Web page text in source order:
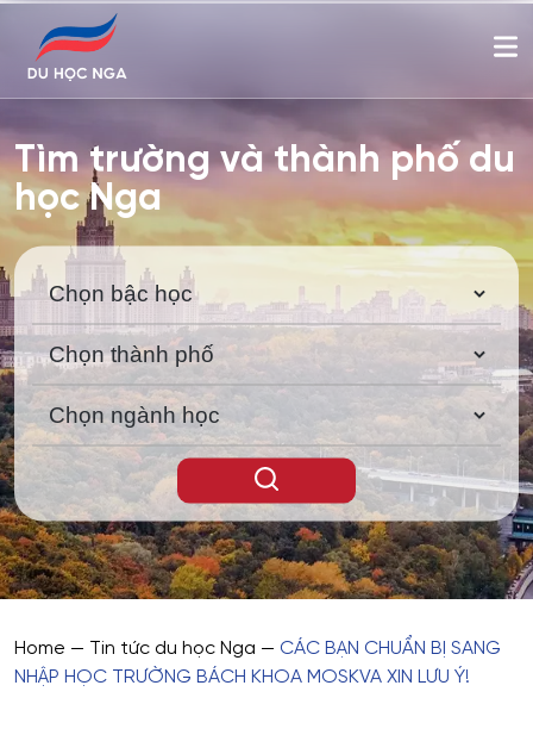
Tìm trường và thành phố du
học Nga
Home — Tin tức du học Nga — CÁC BẠN CHUẨN BỊ SANG
NHẬP HỌC TRƯỜNG BÁCH KHOA MOSKVA XIN LƯU Ý!